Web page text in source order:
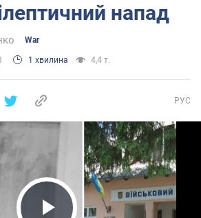
напад
War
1 хвилина 4,4 т.
РУС